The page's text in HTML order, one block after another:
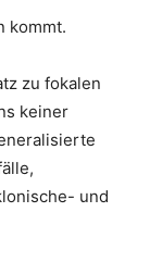
kommt.
zu fokalen
keiner
und